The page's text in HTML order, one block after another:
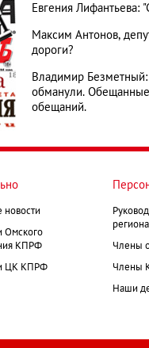
Евгения Лифантьева:
Максим Антонов,
дороги?
Владимир Безметный:
обманули. Обещанные
обещаний.
новости
Омского
КПРФ
ЦК КПРФ
Члены
Члены
Наши